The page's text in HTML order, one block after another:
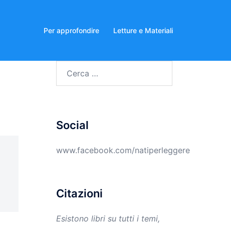
Per approfondire Letture e Materiali
Social
www.facebook.com/natiperleggere
Citazioni
Esistono libri su tutti i temi,